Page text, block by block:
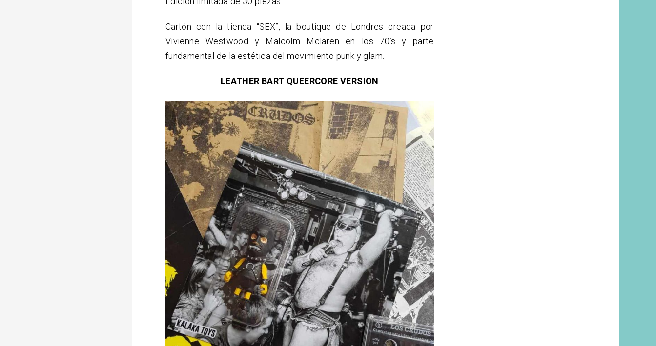
Cartón con la tienda “SEX”, la boutique de Londres creada por
Vivienne Westwood y Malcolm Mclaren en los 70’s y parte
fundamental de la estética del movimiento punk y glam.
LEATHER BART QUEERCORE VERSION